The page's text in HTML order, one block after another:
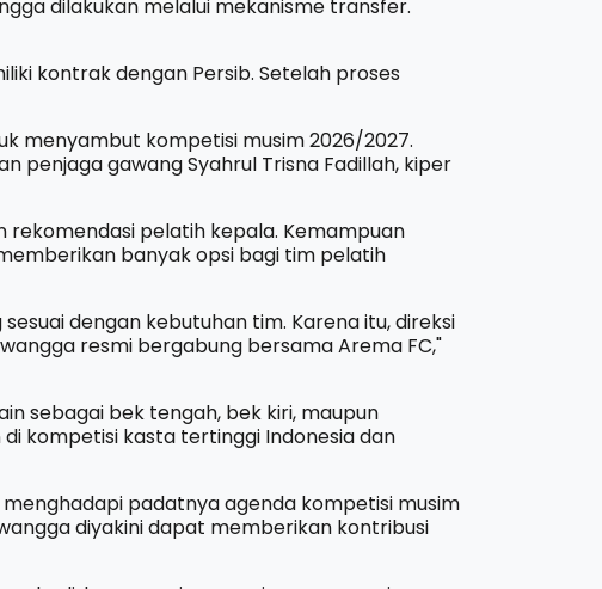
dilakukan melalui mekanisme transfer.
kontrak dengan Persib. Setelah proses
menyambut kompetisi musim 2026/2027.
penjaga gawang Syahrul Trisna Fadillah, kiper
pelatih kepala. Kemampuan
banyak opsi bagi tim pelatih
dengan kebutuhan tim. Karena itu, direksi
resmi bergabung bersama Arema FC,"
sebagai bek tengah, bek kiri, maupun
kompetisi kasta tertinggi Indonesia dan
padatnya agenda kompetisi musim
diyakini dapat memberikan kontribusi